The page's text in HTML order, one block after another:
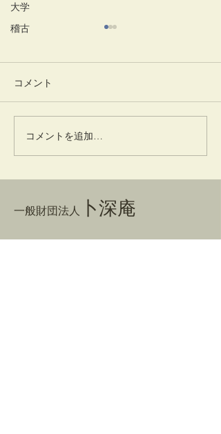
大学
稽古
竹蒔絵溜棗
コメント
コメントを追加…
一般財団法人 卜深庵